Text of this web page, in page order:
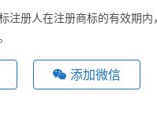
注册人在注册商标的有效期
添加微信